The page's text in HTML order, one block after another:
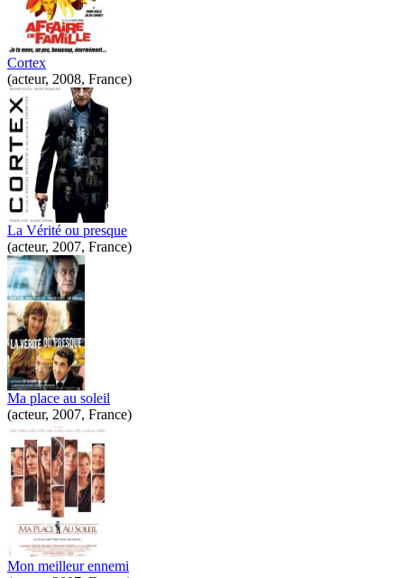
Cortex
(acteur, 2008, France)
La Vérité ou presque
(acteur, 2007, France)
Ma place au soleil
(acteur, 2007, France)
Mon meilleur ennemi